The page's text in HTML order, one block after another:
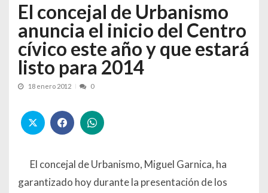
El concejal de Urbanismo
anuncia el inicio del Centro
cívico este año y que estará
listo para 2014
18 enero 2012 0
El concejal de Urbanismo, Miguel Garnica, ha
garantizado hoy durante la presentación de los